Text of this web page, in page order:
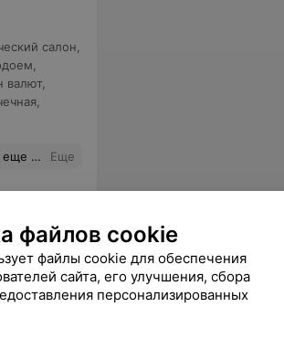
салон
валют,
форы европейским курортам! Еще
файлов cookie
файлы cookie для обеспечения
сайта, его улучшения, сбора
персонализированных